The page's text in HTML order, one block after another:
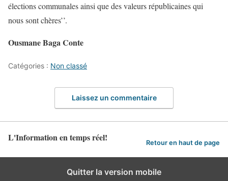
élections communales ainsi que des valeurs républicaines qui
nous sont chères’’.
Ousmane Baga Conte
Catégories : Non classé
Laissez un commentaire
L'Information en temps réel! Retour en haut de page
Quitter la version mobile